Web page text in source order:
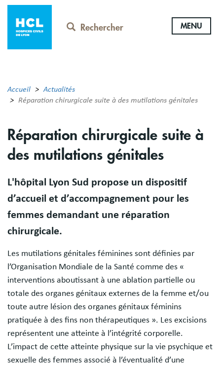
Aller
contenu
principal
Rechercher MENU
Accueil
Actualités
Réparation chirurgicale suite à des mutilations génitales
Réparation chirurgicale suite à
des mutilations génitales
L'hôpital Lyon Sud propose un dispositif
d’accueil et d’accompagnement pour les
femmes demandant une réparation
chirurgicale.
Les mutilations génitales féminines sont définies par
l’Organisation Mondiale de la Santé comme des «
interventions aboutissant à une ablation partielle ou
totale des organes génitaux externes de la femme et/ou
toute autre lésion des organes génitaux féminins
pratiquée à des fins non thérapeutiques ». Les excisions
représentent une atteinte à l’intégrité corporelle.
L’impact de cette atteinte physique sur la vie psychique et
sexuelle des femmes associé à l’éventualité d’une